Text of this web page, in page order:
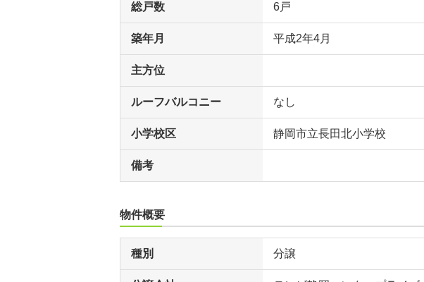
総戸数 6戸
築年月 平成2年4月
主方位
ルーフバルコニー なし
小学校区 静岡市立長田北小学校
備考
物件概要
種別 分譲